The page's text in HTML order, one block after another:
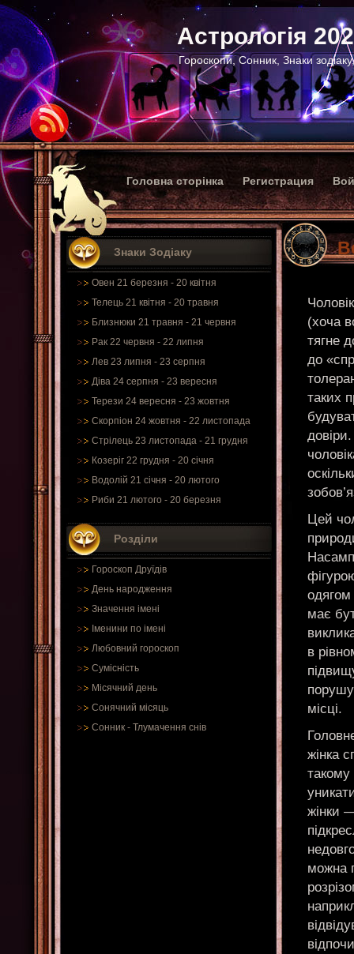
Астрологія
Гороскопи, Сонник, Знаки
Головна сторінка Регистрация
Знаки Зодіаку
Овен 21 березня - 20 квітня
Телець 21 квітня - 20 травня
Близнюки 21 травня - 21 червня
Рак 22 червня - 22 липня
Лев 23 липня - 23 серпня
Діва 24 серпня - 23 вересня
Терези 24 вересня - 23 жовтня
Скорпіон 24 жовтня - 22 листопада
Стрілець 23 листопада - 21 грудня
Козеріг 22 грудня - 20 січня
Водолій 21 січня - 20 лютого
Риби 21 лютого - 20 березня
Розділи
Гороскоп Друїдів
День народження
Значення імені
Іменини по імені
Любовний гороскоп
Сумісність
Місячний день
Сонячний місяць
Сонник - Тлумачення снів
(хоча
тягне
до
таких
Цей
одягом
має
в
місці.
жінка
такому
жінки
можна